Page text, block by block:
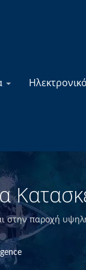
|
παροχή
και τον έλεγχο
ναυτιλία σε